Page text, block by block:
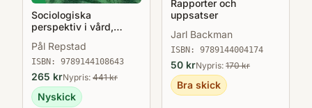
Sociologiska
perspektiv i vård,
omsorg och socialt
arbete
Pål Repstad
ISBN: 9789144108643
265 krNypris: 441kr
Nyskick
Rapporter och
uppsatser
Jarl Backman
ISBN: 9789144004174
50 krNypris: 170kr
Bra skick